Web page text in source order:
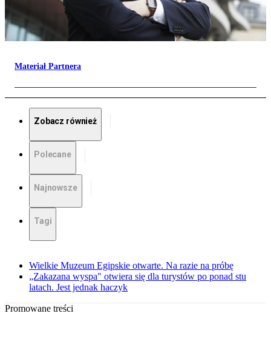
Materiał Partnera
Zobacz również
Polecane
Najnowsze
Tagi
Wielkie Muzeum Egipskie otwarte. Na razie na próbę
„Zakazana wyspa" otwiera się dla turystów po ponad stu
latach. Jest jednak haczyk
Promowane treści